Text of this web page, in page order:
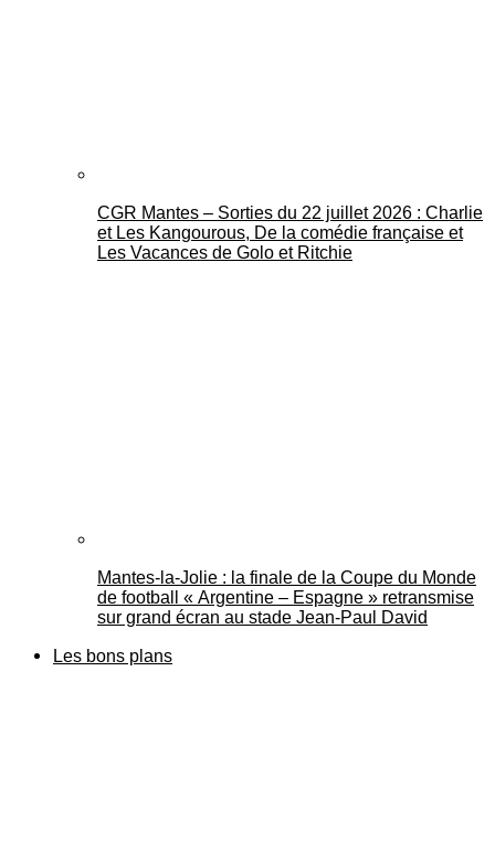
CGR Mantes – Sorties du 22 juillet 2026 : Charlie
et Les Kangourous, De la comédie française et
Les Vacances de Golo et Ritchie
Mantes-la-Jolie : la finale de la Coupe du Monde
de football « Argentine – Espagne » retransmise
sur grand écran au stade Jean-Paul David
Les bons plans